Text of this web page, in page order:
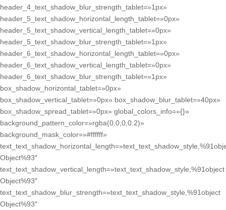
header_4_text_shadow_blur_strength_tablet=»1px»
header_5_text_shadow_horizontal_length_tablet=»0px»
header_5_text_shadow_vertical_length_tablet=»0px»
header_5_text_shadow_blur_strength_tablet=»1px»
header_6_text_shadow_horizontal_length_tablet=»0px»
header_6_text_shadow_vertical_length_tablet=»0px»
header_6_text_shadow_blur_strength_tablet=»1px»
box_shadow_horizontal_tablet=»0px»
box_shadow_vertical_tablet=»0px» box_shadow_blur_tablet=»40px»
box_shadow_spread_tablet=»0px» global_colors_info=»{}»
background_pattern_color=»rgba(0,0,0,0.2)»
background_mask_color=»#ffffff»
Object%93″
text_text_shadow_vertical_length=»text_text_shadow_style,%91object
Object%93″
text_text_shadow_blur_strength=»text_text_shadow_style,%91object
Object%93″